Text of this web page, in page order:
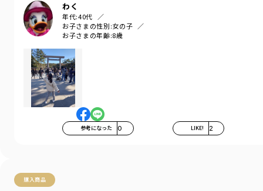
わく
年代:40代
お子さまの性別:女の子
お子さまの年齢:8歳
参考になった 0 LIKE! 2
購入商品